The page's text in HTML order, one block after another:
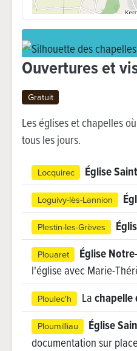
Ouvertures et
Gratuit
Les églises et chapelles
tous les jours.
Locquirec Église
Loguivy-lès-Lannion
Plestin-les-Grèves
Plouaret Église
l'église avec Marie-
Ploulec'h Lachapelle
Ploumilliau Église
documentation sur